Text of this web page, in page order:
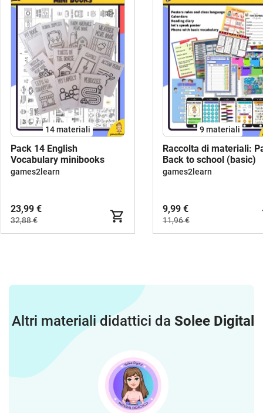
14 materiali
Pack 14 English
Vocabulary minibooks
games2learn
23,99 €
32,88 €
9 materiali
Raccolta di materiali:
Back to school (basic)
games2learn
9,99 €
11,96 €
Altri materiali didattici da Solee Digital